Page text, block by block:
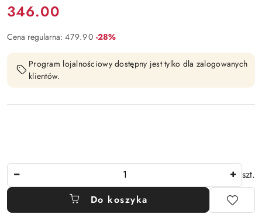
Cena:
346.00
Cena regularna: 479.90 Rabat:
-28%
Program lojalnościowy dostępny jest tylko dla zalogowanych
klientów.
szt.
Do koszyka